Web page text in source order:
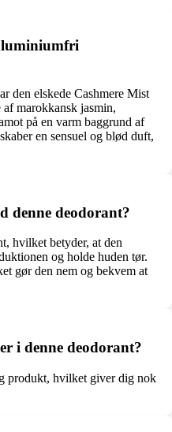
den elskede Cashmere Mist
af marokkansk jasmin,
på en varm baggrund af
en sensuel og blød duft,
denne deodorant?
hvilket betyder, at den
og holde huden tør.
gør den nem og bekvem at
i denne deodorant?
produkt, hvilket giver dig nok